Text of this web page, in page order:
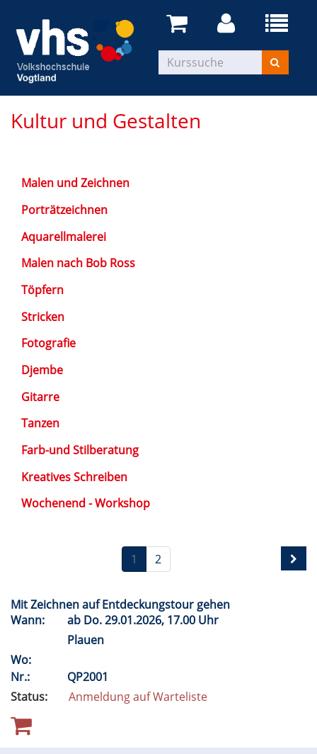
Kultur und Gestalten
Malen und Zeichnen
Porträtzeichnen
Aquarellmalerei
Malen nach Bob Ross
Töpfern
Stricken
Fotografie
Djembe
Gitarre
Tanzen
Farb-und Stilberatung
Kreatives Schreiben
Wochenend - Workshop
1 2
Mit Zeichnen auf Entdeckungstour gehen
Wann:
ab Do.29.01.2026, 17.00 Uhr
Plauen
Wo:
Nr.:
QP2001
Status:
Anmeldung auf Warteliste